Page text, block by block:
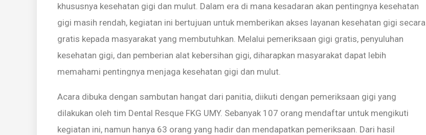
khususnya kesehatan gigi dan mulut. Dalam era di mana kesadaran akan pentingnya kesehatan
gigi masih rendah, kegiatan ini bertujuan untuk memberikan akses layanan kesehatan gigi secara
gratis kepada masyarakat yang membutuhkan. Melalui pemeriksaan gigi gratis, penyuluhan
kesehatan gigi, dan pemberian alat kebersihan gigi, diharapkan masyarakat dapat lebih
memahami pentingnya menjaga kesehatan gigi dan mulut.
Acara dibuka dengan sambutan hangat dari panitia, diikuti dengan pemeriksaan gigi yang
dilakukan oleh tim Dental Resque FKG UMY. Sebanyak 107 orang mendaftar untuk mengikuti
kegiatan ini, namun hanya 63 orang yang hadir dan mendapatkan pemeriksaan. Dari hasil